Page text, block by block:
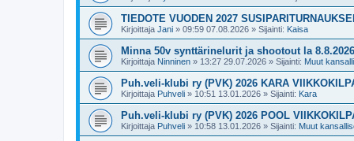
TIEDOTE VUODEN 2027
Kirjoittaja Jani » 09:59 07.08.2026 » Sijainti: Kaisa
Minna 50v synttärinelurit ja shootout la
Kirjoittaja Ninninen » 13:27 29.07.2026 » Sijainti: Muut
Puh.veli-klubi ry (PVK) 2026 KARA
Kirjoittaja Puhveli » 10:51 13.01.2026 » Sijainti: Kara
Puh.veli-klubi ry (PVK) 2026 POOL
Kirjoittaja Puhveli » 10:58 13.01.2026 » Sijainti: Muut